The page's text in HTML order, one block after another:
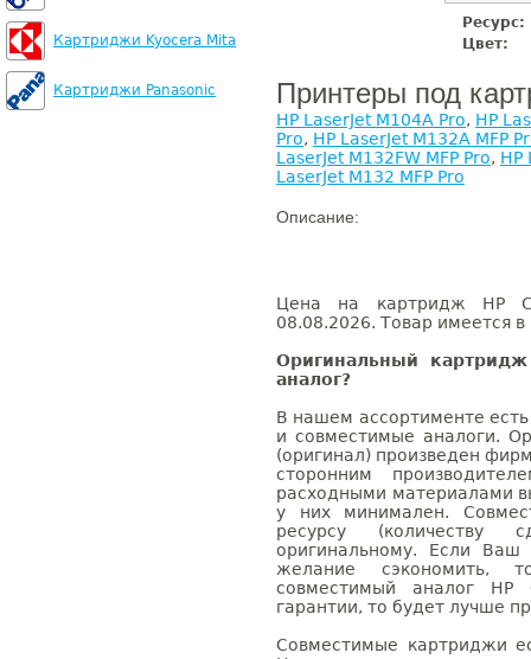
Картриджи Kyocera Mita
Картриджи Panasonic
Ресурс:
Цвет:
Принтеры под
HP LaserJet M104A Pro, HP
Pro, HP LaserJet M132A MFP
LaserJet M132FW MFP Pro, HP
LaserJet M132 MFP Pro
Описание:
Цена на картридж HP
08.08.2026. Товар имеется в
Оригинальный
аналог?
В нашем ассортименте
и совместимые аналоги.
(оригинал) произведен
сторонним
расходными материалами
у них минимален.
ресурсу (количеству
оригинальному. Если
желание сэкономить,
совместимый аналог
гарантии, то будет лучше
Совместимые картриджи